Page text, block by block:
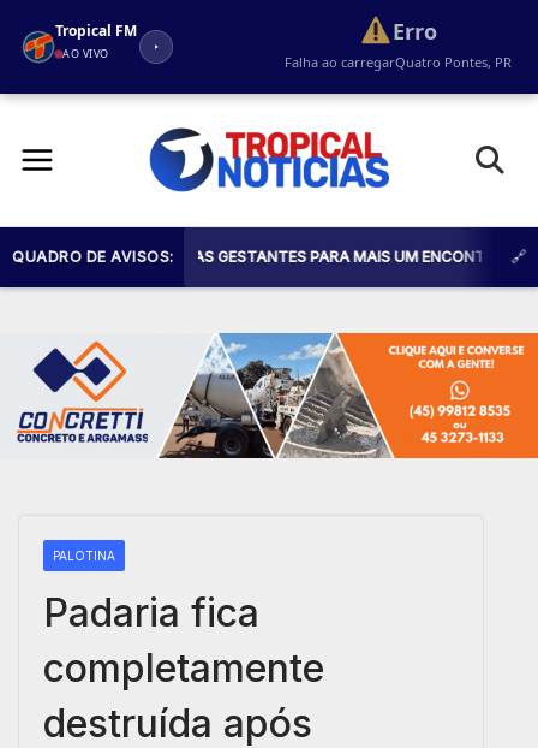
Tropical FM
AO VIVO
Erro
Falha ao carregarQuatro Pontes, PR
QUADRO DE AVISOS:
CONVIDA TODAS AS GESTANTES PARA MAIS UM ENCONTRO DO
PALOTINA
Padaria fica
completamente
destruída após